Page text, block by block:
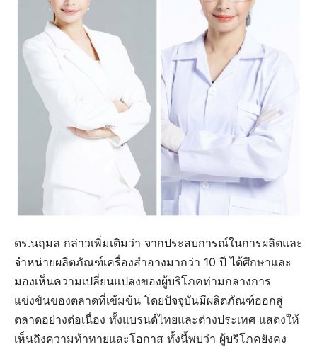
ดร.นฤมล กล่าวเพิ่มเติมว่า จากประสบการณ์ในการผลิตและ
จำหน่ายผลิตภัณฑ์เครื่องสำอางมากว่า 10 ปี ได้ศึกษาและ
มองเห็นความเปลี่ยนแปลงของผู้บริโภคท่ามกลางการ
แข่งขันของตลาดที่เข้มข้น โดยปัจจุบันมีผลิตภัณฑ์ออกสู่
ตลาดอย่างต่อเนื่อง ทั้งแบรนด์ไทยและต่างประเทศ แสดงให้
เห็นถึงความท้าทายและโอกาส ทั้งนี้พบว่า ผู้บริโภคยังคง